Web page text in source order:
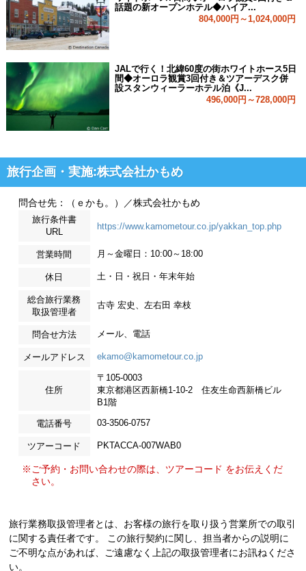
話題の新オープンホテル◆ハイア...
804,000円～1,024,000円
JALで行く！北緯60度の街ホワイトホース5日
間◆オーロラ観賞3回付き＆ツアーデスク併
設スタンウィーラーホテル泊《J...
496,000円～728,000円
旅行企画・実施:株式会社かもめ
問合せ先：（ｅかも。）／株式会社かもめ
旅行条件書
URL
https://www.kamometour.co.jp/yakkan_top.php
営業時間 月～金曜日：10:00～18:00
休日 土・日・祝日・年末年始
総合旅行業務
取扱管理者
古寺 宏史、左右田 幸枝
問合せ方法 メール、電話
メールアドレス ekamo@kamometour.co.jp
住所
〒105-0003
東京都港区西新橋1-10-2 住友生命西新橋ビル
B1階
電話番号 03-3506-0757
ツアーコード PKTACCA-007WAB0
※ご予約・お問い合わせの際は、ツアーコード をお伝えくだ
さい。
旅行業務取扱管理者とは、お客様の旅行を取り扱う営業所での取引
に関する責任者です。 この旅行契約に関し、担当者からの説明に
ご不明な点があれば、ご遠慮なく上記の取扱管理者にお訊ねくださ
い。